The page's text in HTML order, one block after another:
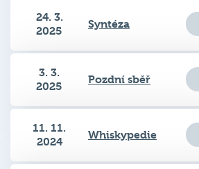
24. 3.
2025
Syntéza
3. 3.
2025
Pozdní sběř
11. 11.
2024
Whiskypedie